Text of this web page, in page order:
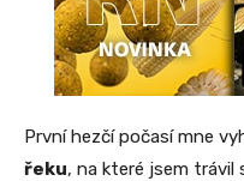
První hezčí počasí mne
řeku, na které jsem trávil